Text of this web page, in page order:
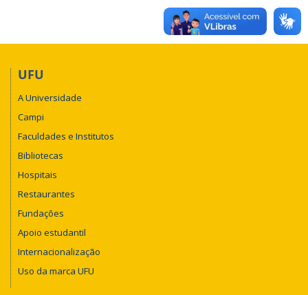
UFU
A Universidade
Campi
Faculdades e Institutos
Bibliotecas
Hospitais
Restaurantes
Fundações
Apoio estudantil
Internacionalização
Uso da marca UFU